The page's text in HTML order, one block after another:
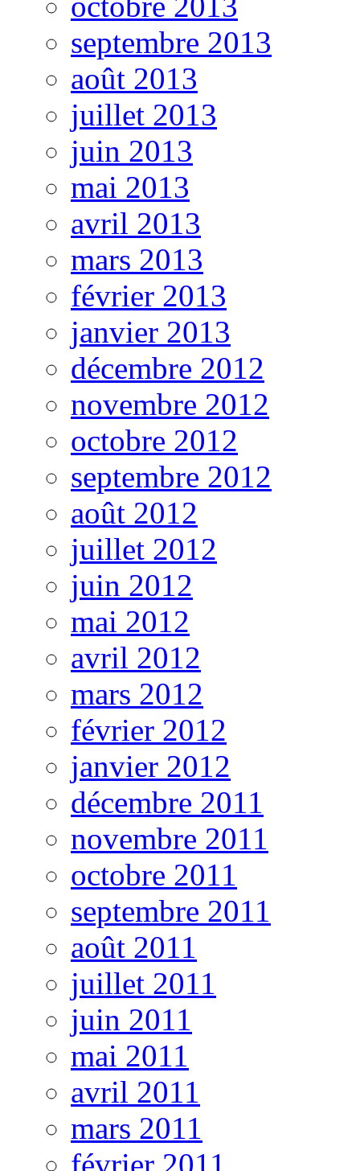
septembre 2013
août 2013
juillet 2013
juin 2013
mai 2013
avril 2013
mars 2013
février 2013
janvier 2013
décembre 2012
novembre 2012
octobre 2012
septembre 2012
août 2012
juillet 2012
juin 2012
mai 2012
avril 2012
mars 2012
février 2012
janvier 2012
décembre 2011
novembre 2011
octobre 2011
septembre 2011
août 2011
juillet 2011
juin 2011
mai 2011
avril 2011
mars 2011